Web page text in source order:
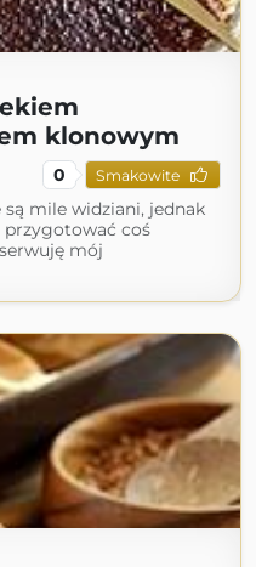
klonowym
0 Smakowite
mile widziani, jednak
przygotować coś
mój